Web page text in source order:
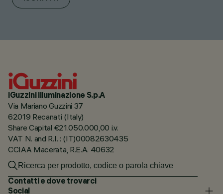
iGuzzini illuminazione S.p.A
Via Mariano Guzzini 37
62019 Recanati (Italy)
Share Capital €21.050.000,00 i.v.
VAT N. and R.I. : (IT)00082630435
CCIAA Macerata, R.E.A. 40632
Contatti e dove trovarci
Social